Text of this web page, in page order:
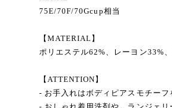
75E/70F/70Gcup相当
【MATERIAL】
ポリエステル62%、レーヨン33%
【ATTENTION】
- お手入れはボディピアスモチーフ
- おしゃれ着用洗剤や、ランジェ